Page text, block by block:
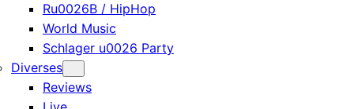
Ru0026B / HipHop
World Music
Schlager u0026 Party
Diverses
Reviews